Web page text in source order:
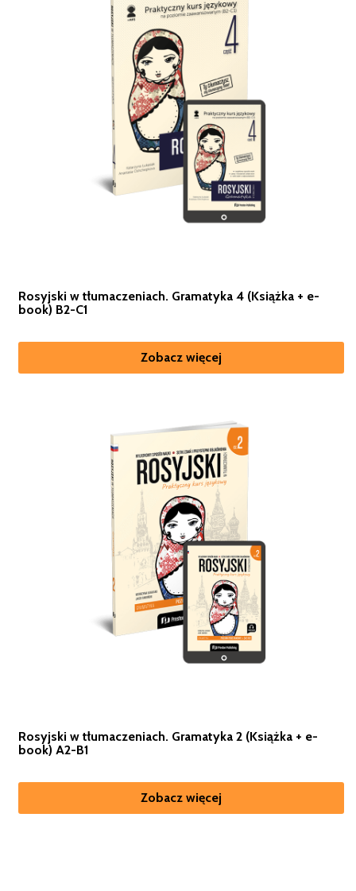
Rosyjski w tłumaczeniach. Gramatyka 4 (Książka + e-
book) B2-C1
Zobacz więcej
Rosyjski w tłumaczeniach. Gramatyka 2 (Książka + e-
book) A2-B1
Zobacz więcej